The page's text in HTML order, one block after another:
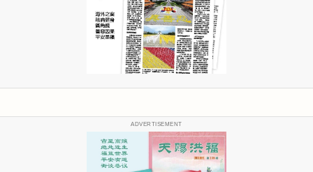
ADVERTISEMENT